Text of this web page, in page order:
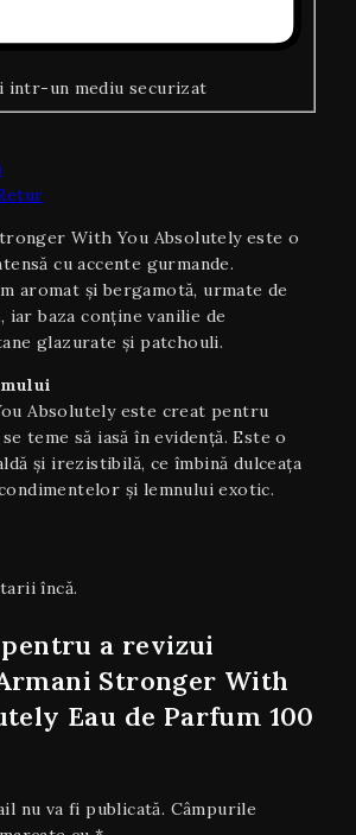
intr-un mediu securizat
With You Absolutely este o
cu accente gurmande.
aromat și bergamotă, urmate de
iar baza conține vanilie de
glazurate și patchouli.
Absolutely este creat pentru
teme să iasă în evidență. Este o
și irezistibilă, ce îmbină dulceața
și lemnului exotic.
încă.
a revizui
Stronger With
Eau de Parfum 100
nu va fi publicată. Câmpurile